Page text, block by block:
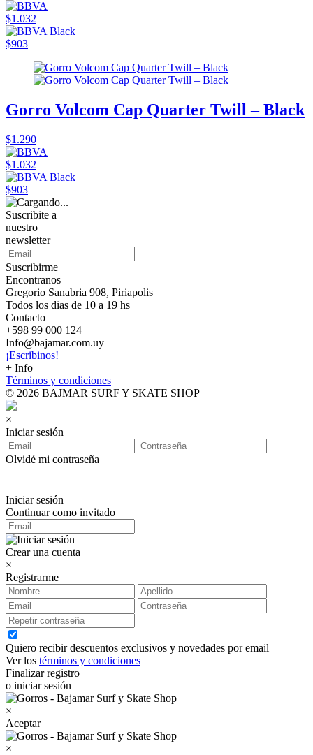
$1.032
$903
Gorro Volcom Cap Quarter Twill – Black
$1.290
$1.032
$903
Suscribite a
nuestro
newsletter
Suscribirme
Encontranos
Gregorio Sanabria 908, Piriapolis
Todos los dias de 10 a 19 hs
Contacto
+598 99 000 124
Info@bajamar.com.uy
¡Escribinos!
+ Info
Términos y condiciones
© 2026 BAJMAR SURF Y SKATE SHOP
×
Iniciar sesión
Olvidé mi contraseña
Iniciar sesión
Continuar como invitado
Crear una cuenta
×
Registrarme
Quiero recibir descuentos exclusivos y novedades por email
Ver los términos y condiciones
Finalizar registro
o iniciar sesión
×
Aceptar
×